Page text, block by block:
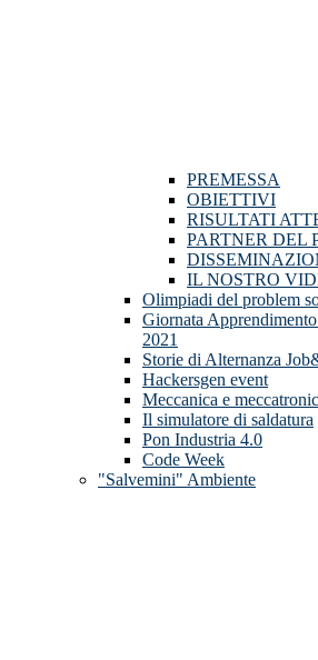
PREMESSA
OBIETTIVI
RISULTATI
PARTNER DEL
IL NOSTRO
Olimpiadi del problem
Giornata
2021
Storie di Alternanza
Hackersgen event
Meccanica e
Il simulatore di saldatura
Pon Industria 4.0
Code Week
"Salvemini" Ambiente